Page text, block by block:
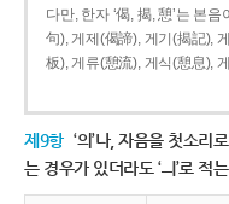
다만, 한자 ‘偈, 揭, 憩’는 본
句), 게제(偈諦), 게기(揭記),
板), 게류(憩流), 게식(憩息),
제9항 ‘의’나, 자음을 첫소리
는 경우가 있더라도 ‘ㅢ’로 적